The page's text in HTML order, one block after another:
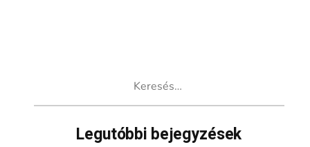
Legutóbbi bejegyzések